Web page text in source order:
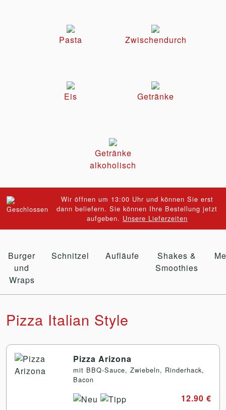
Pasta Zwischendurch
Eis Getränke
Getränke
alkoholisch
Wir öffnen um 13:00 Uhr und können Sie erst
dann beliefern. Sie können Ihre Bestellung jetzt
aufgeben. Unsere Lieferzeiten
Burger
und
Wraps
Schnitzel Aufläufe
Shakes &
Smoothies
Pizza Italian Style
Pizza Arizona
mit BBQ-Sauce, Zwiebeln, Rinderhack,
Bacon
12.90 €